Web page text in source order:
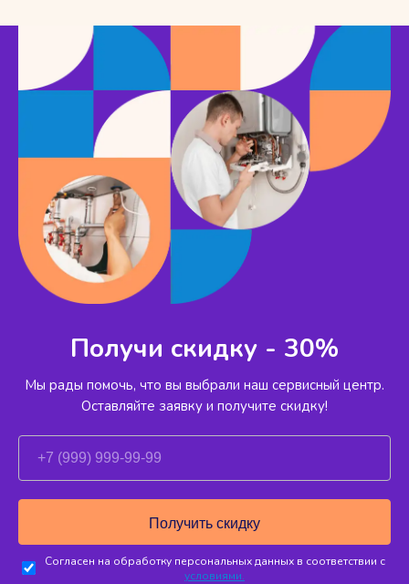
Получи скидку - 30%
Мы рады помочь, что вы выбрали наш сервисный центр.
Оставляйте заявку и получите скидку!
Согласен на обработку персональных данных в соответствии с
условиями.